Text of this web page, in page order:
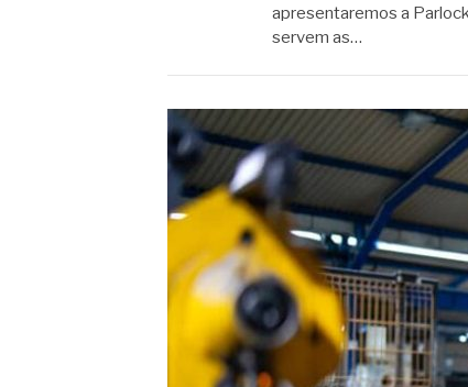
apresentaremos a
servem as…